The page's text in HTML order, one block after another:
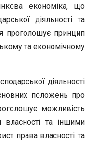
економіка, що
діяльності та
проголошує принцип
та економічному
діяльності
положень про
можливість
та іншими
права власності та